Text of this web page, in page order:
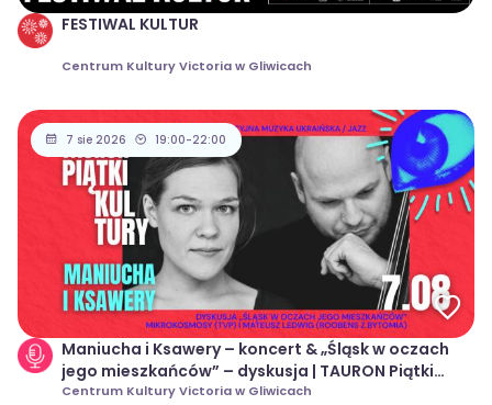
FESTIWAL KULTUR
Centrum Kultury Victoria w Gliwicach
7 sie 2026 19:00-22:00
Maniucha i Ksawery – koncert & „Śląsk w oczach
jego mieszkańców” – dyskusja | TAURON Piątki
Kultury
Centrum Kultury Victoria w Gliwicach